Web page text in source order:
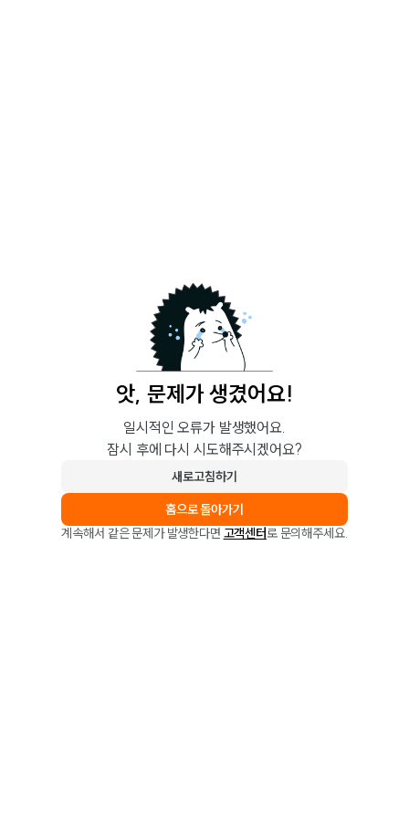
앗, 문제가 생겼어요!
일시적인 오류가 발생했어요.
잠시 후에 다시 시도해주시겠어요?
새로고침하기
홈으로 돌아가기
계속해서 같은 문제가 발생한다면 고객센터로 문의해주세요.